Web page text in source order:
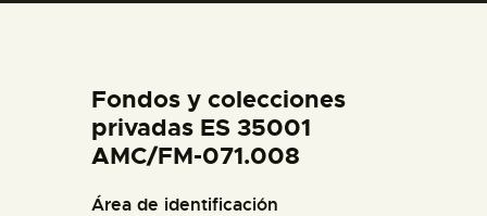
ESPAÑOL
Fondos y colecciones
privadas ES 35001
AMC/FM-071.008
Área de identificación